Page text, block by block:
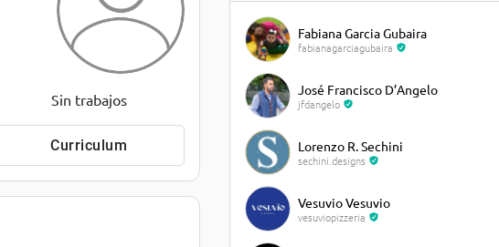
Sin trabajos
Curriculum
Fabiana Garcia Gubaira
fabianagarciagubaira
José Francisco D’Angelo
jfdangelo
Lorenzo R. Sechini
sechini.designs
Vesuvio Vesuvio
vesuviopizzeria